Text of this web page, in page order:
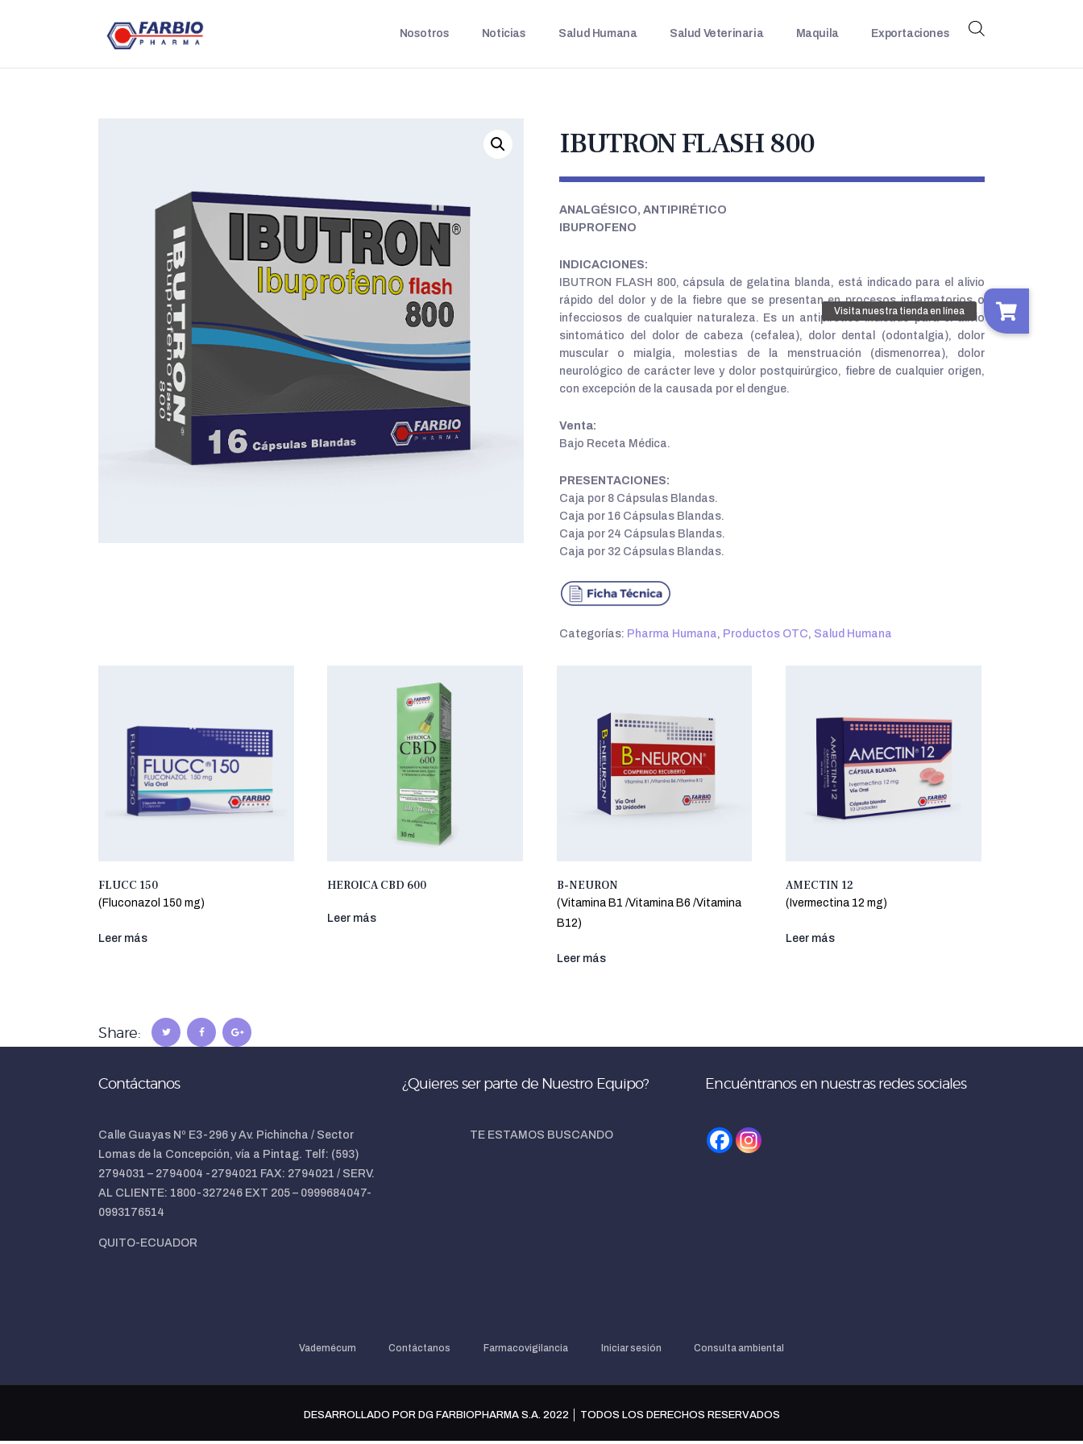
Nosotros Noticias Salud Humana Salud Veterinaria Maquila Exportaciones
IBUTRON FLASH 800
.
ANALGÉSICO, ANTIPIRÉTICO
IBUPROFENO
INDICACIONES:
IBUTRON FLASH 800, cápsula de gelatina blanda, está indicado para el alivio
rápido del dolor y de la fiebre que se presentan en procesos inflamatorios o
infecciosos de cualquier naturaleza. Es un antipirético indicado para el alivio
sintomático del dolor de cabeza (cefalea), dolor dental (odontalgia), dolor
muscular o mialgia, molestias de la menstruación (dismenorrea), dolor
neurológico de carácter leve y dolor postquirúrgico, fiebre de cualquier origen,
con excepción de la causada por el dengue.
Venta:
Bajo Receta Médica.
PRESENTACIONES:
Caja por 8 Cápsulas Blandas.
Caja por 16 Cápsulas Blandas.
Caja por 24 Cápsulas Blandas.
Caja por 32 Cápsulas Blandas.
Categorías: Pharma Humana, Productos OTC, Salud Humana
FLUCC 150
(Fluconazol 150 mg)
Leer más
HEROICA CBD 600
Leer más
B-NEURON
(Vitamina B1 /Vitamina B6 /Vitamina
B12)
Leer más
AMECTIN 12
(Ivermectina 12 mg)
Leer más
Share:
Contáctanos
Calle Guayas Nº E3-296 y Av. Pichincha / Sector
Lomas de la Concepción, vía a Pintag. Telf: (593)
2794031 – 2794004 -2794021 FAX: 2794021 / SERV.
AL CLIENTE: 1800-327246 EXT 205 – 0999684047-
0993176514
QUITO-ECUADOR
¿Quieres ser parte de Nuestro Equipo?
TE ESTAMOS BUSCANDO
Encuéntranos en nuestras redes sociales
Vademécum Contáctanos Farmacovigilancia Iniciar sesión Consulta ambiental
DESARROLLADO POR DG FARBIOPHARMA S.A. 2022 │ TODOS LOS DERECHOS RESERVADOS